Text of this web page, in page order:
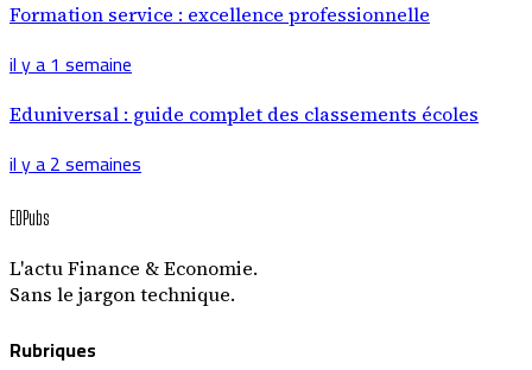
Formation service : excellence professionnelle
il y a 1 semaine
Eduniversal : guide complet des classements écoles
il y a 2 semaines
EDPubs
L'actu Finance & Economie.
Sans le jargon technique.
Rubriques